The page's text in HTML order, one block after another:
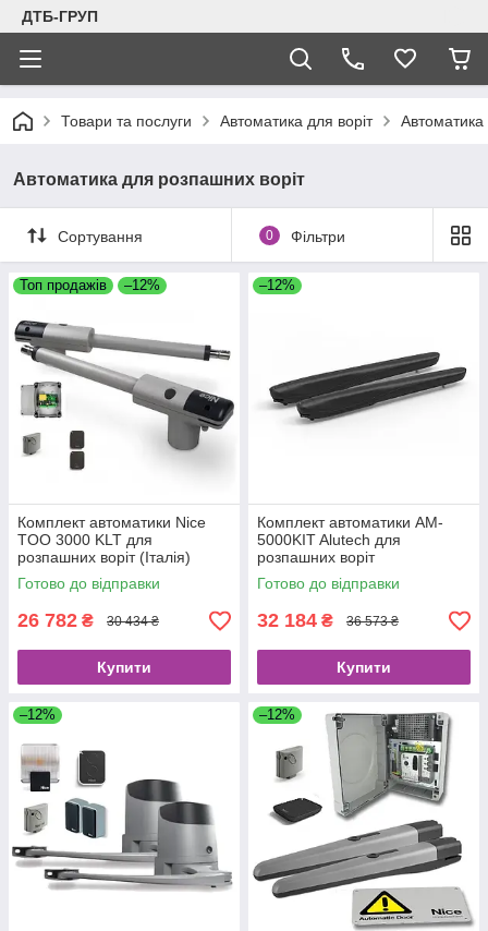
ДТБ-ГРУП
Товари та послуги Автоматика для воріт Автоматика
Автоматика для розпашних воріт
Сортування 0 Фільтри
Топ продажів –12%
Комплект автоматики Nice
TOO 3000 KLT для
розпашних воріт (Італія)
Готово до відправки
26 782 ₴ 30 434 ₴
Купити
–12%
Комплект автоматики AM-
5000KIT Alutech для
розпашних воріт
Готово до відправки
32 184 ₴ 36 573 ₴
Купити
–12% –12%